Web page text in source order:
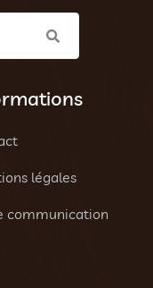
légales
communication